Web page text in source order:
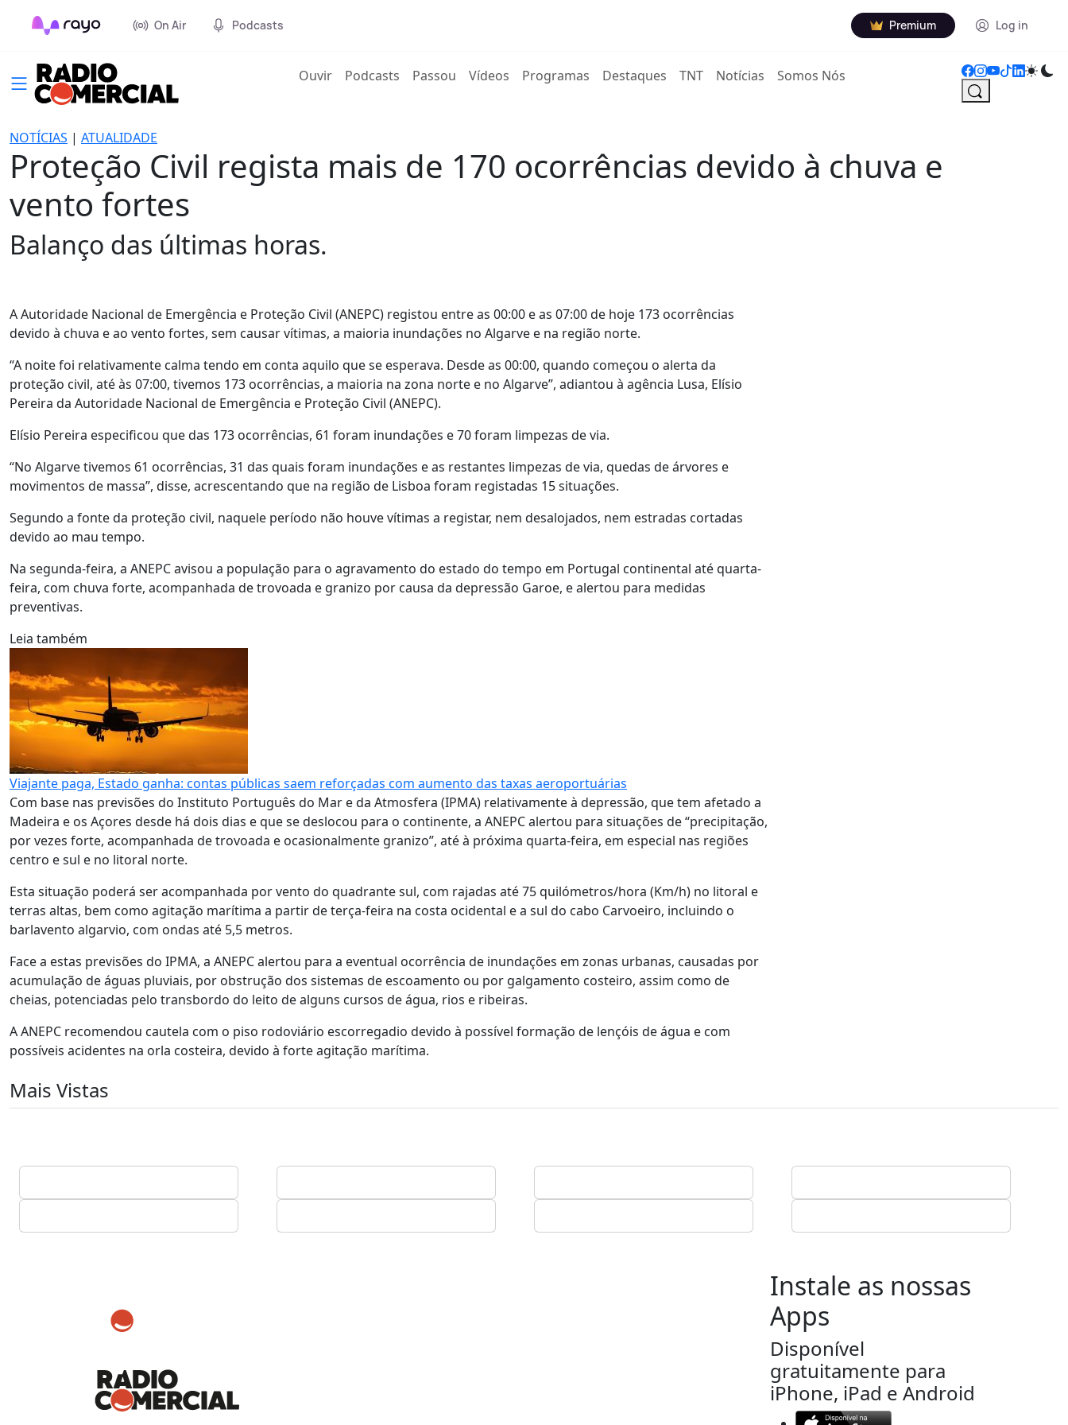
On Air Podcasts Premium Log in
Ouvir(current)
Podcasts Passou Vídeos Programas Destaques TNT Notícias Somos Nós
NOTÍCIAS | ATUALIDADE
Proteção Civil regista mais de 170 ocorrências devido à chuva e
vento fortes
Balanço das últimas horas.
A Autoridade Nacional de Emergência e Proteção Civil (ANEPC) registou entre as 00:00 e as 07:00 de hoje 173 ocorrências
devido à chuva e ao vento fortes, sem causar vítimas, a maioria inundações no Algarve e na região norte.
“A noite foi relativamente calma tendo em conta aquilo que se esperava. Desde as 00:00, quando começou o alerta da
proteção civil, até às 07:00, tivemos 173 ocorrências, a maioria na zona norte e no Algarve”, adiantou à agência Lusa, Elísio
Pereira da Autoridade Nacional de Emergência e Proteção Civil (ANEPC).
Elísio Pereira especificou que das 173 ocorrências, 61 foram inundações e 70 foram limpezas de via.
“No Algarve tivemos 61 ocorrências, 31 das quais foram inundações e as restantes limpezas de via, quedas de árvores e
movimentos de massa”, disse, acrescentando que na região de Lisboa foram registadas 15 situações.
Segundo a fonte da proteção civil, naquele período não houve vítimas a registar, nem desalojados, nem estradas cortadas
devido ao mau tempo.
Na segunda-feira, a ANEPC avisou a população para o agravamento do estado do tempo em Portugal continental até quarta-
feira, com chuva forte, acompanhada de trovoada e granizo por causa da depressão Garoe, e alertou para medidas
preventivas.
Leia também
Viajante paga, Estado ganha: contas públicas saem reforçadas com aumento das taxas aeroportuárias
Com base nas previsões do Instituto Português do Mar e da Atmosfera (IPMA) relativamente à depressão, que tem afetado a
Madeira e os Açores desde há dois dias e que se deslocou para o continente, a ANEPC alertou para situações de “precipitação,
por vezes forte, acompanhada de trovoada e ocasionalmente granizo”, até à próxima quarta-feira, em especial nas regiões
centro e sul e no litoral norte.
Esta situação poderá ser acompanhada por vento do quadrante sul, com rajadas até 75 quilómetros/hora (Km/h) no litoral e
terras altas, bem como agitação marítima a partir de terça-feira na costa ocidental e a sul do cabo Carvoeiro, incluindo o
barlavento algarvio, com ondas até 5,5 metros.
Face a estas previsões do IPMA, a ANEPC alertou para a eventual ocorrência de inundações em zonas urbanas, causadas por
acumulação de águas pluviais, por obstrução dos sistemas de escoamento ou por galgamento costeiro, assim como de
cheias, potenciadas pelo transbordo do leito de alguns cursos de água, rios e ribeiras.
A ANEPC recomendou cautela com o piso rodoviário escorregadio devido à possível formação de lençóis de água e com
possíveis acidentes na orla costeira, devido à forte agitação marítima.
Mais Vistas
Instale as nossas
Apps
Disponível
gratuitamente para
iPhone, iPad e Android